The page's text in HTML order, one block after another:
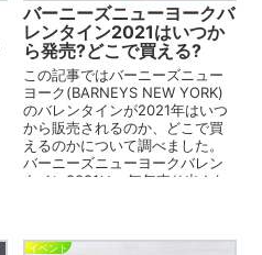
バーニーズニューヨークバ
レンタイン2021はいつか
ら発売?どこで買える?
この記事ではバーニーズニュー
ヨーク(BARNEYS NEW YORK)
のバレンタインが2021年はいつ
から販売されるのか、どこで買
えるのかについて調べました。
バーニーズニューヨークバレン
タイン2021は、毎年売り出され
イベント